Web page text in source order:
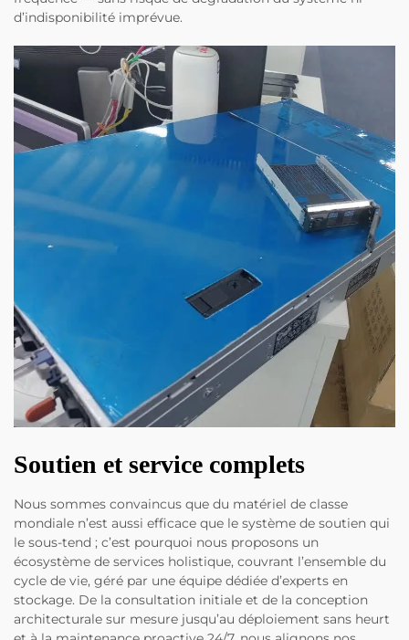
d’indisponibilité imprévue.
Soutien et service complets
Nous sommes convaincus que du matériel de classe
mondiale n’est aussi efficace que le système de soutien qui
le sous-tend ; c’est pourquoi nous proposons un
écosystème de services holistique, couvrant l’ensemble du
cycle de vie, géré par une équipe dédiée d’experts en
stockage. De la consultation initiale et de la conception
architecturale sur mesure jusqu’au déploiement sans heurt